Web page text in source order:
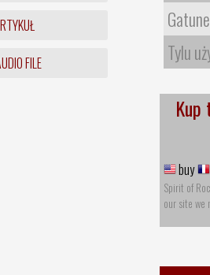
FILE
Tylu
Kup
buy
Spirit of
our site we